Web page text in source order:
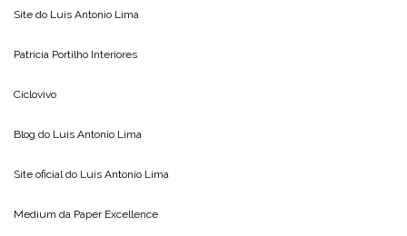
Site do Luis Antonio Lima
Patricia Portilho Interiores
Ciclovivo
Blog do Luis Antonio Lima
Site oficial do Luis Antonio Lima
Medium da Paper Excellence